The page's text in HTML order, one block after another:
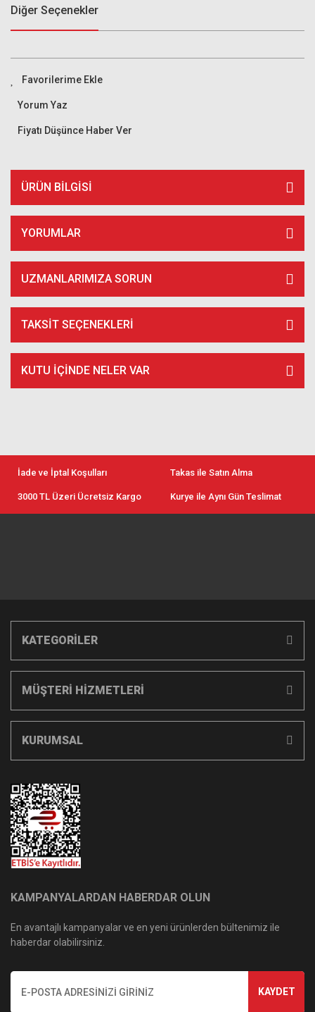
Diğer Seçenekler
Yorum Yaz
Fiyatı Düşünce Haber Ver
ÜRÜN BILGISI
YORUMLAR
UZMANLARIMIZA SORUN
TAKSIT SEÇENEKLERI
KUTU İÇİNDE NELER VAR
İade ve İptal Koşulları Takas ile Satın Alma
3000 TL Üzeri Ücretsiz Kargo Kurye ile Aynı Gün Teslimat
KATEGORİLER
MÜŞTERİ HİZMETLERİ
KURUMSAL
KAMPANYALARDAN HABERDAR OLUN
En avantajlı kampanyalar ve en yeni ürünlerden bültenimiz ile
haberdar olabilirsiniz.
KAYDET